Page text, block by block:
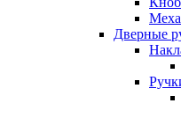
Дверные